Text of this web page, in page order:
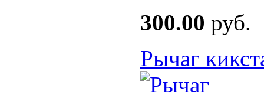
300.00 руб.
Рычаг